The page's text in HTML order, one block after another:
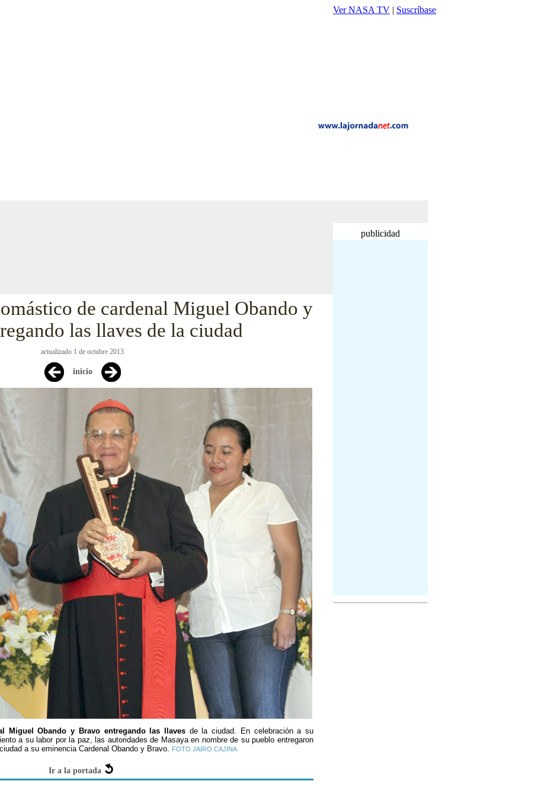
Ver NASA TV | Suscríbase
publicidad
de cardenal Miguel Obando y
las llaves de la ciudad
actualizado 1 de octubre 2013
inicio
Miguel Obando y Bravo entregando las llavesde la ciudad. En celebración a su
a su labor por la paz, las autoridades de Masaya en nombre de su pueblo entregaron
a su eminencia Cardenal Obando y Bravo. FOTO JAIRO CAJINA
Ir a la portada